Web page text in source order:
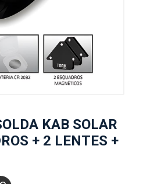
KAB SOLAR
+ 2 LENTES +